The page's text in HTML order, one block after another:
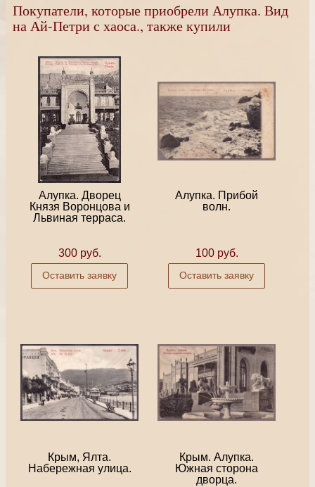
Покупатели, которые приобрели Алупка. Вид
на Ай-Петри с хаоса., также купили
Алупка. Дворец
Князя Воронцова и
Львиная терраса.
300 руб.
Оставить заявку
Алупка. Прибой
волн.
100 руб.
Оставить заявку
Крым, Ялта.
Набережная улица.
Крым. Алупка.
Южная сторона
дворца.